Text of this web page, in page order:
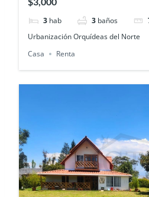
3 hab 3 baños
Urbanización Orquídeas del Norte
Casa
Renta